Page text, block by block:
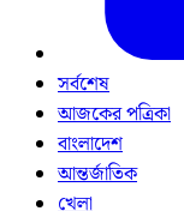
সর্বশেষ
আজকের পত্রিকা
বাংলাদেশ
আন্তর্জাতিক
খেলা